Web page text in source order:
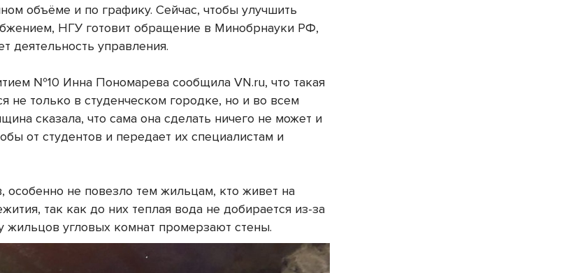
объёме и по графику. Сейчас, чтобы улучшить
НГУ готовит обращение в Минобрнауки РФ,
деятельность управления.
№10 Инна Пономарева сообщила VN.ru, что такая
не только в студенческом городке, но и во всем
сказала, что сама она сделать ничего не может и
от студентов и передает их специалистам и
особенно не повезло тем жильцам, кто живет на
так как до них теплая вода не добирается из-за
жильцов угловых комнат промерзают стены.